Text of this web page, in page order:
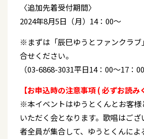
〈追加先着受付期間〉
2024年8月5日（月）14：00～
※まずは「辰巳ゆうとファンクラブ
合せください。
（03-6868-3031平日14：00～17：00
【お申込時の注意事項 ( 必ずお読み
※本イベントはゆうとくんとお客様
いただく会となります。歌唱はご
者全員が集合して、ゆうとくんに